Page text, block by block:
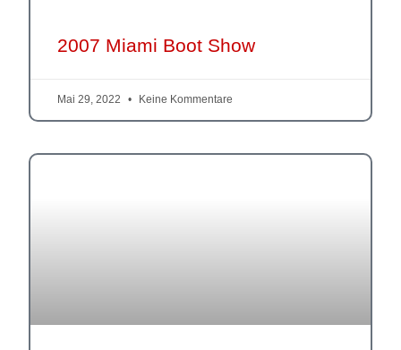
2007 Miami Boot Show
Mai 29, 2022 Keine Kommentare